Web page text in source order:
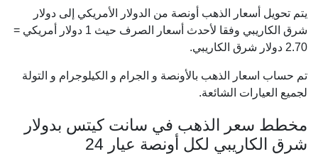
يتم تحويل أسعار الذهب أونصة من الدولار الأمريكي إلى دولار
شرق الكاريبي وفقا لأحدث أسعار الصرف حيث 1 دولار أمريكي =
2.70 دولار شرق الكاريبي.
تم حساب اسعار الذهب بالأونصة و الجرام و الكيلوجرام و التولة
لجميع العيارات الشائعة.
مخطط سعر الذهب في سانت كيتس بدولار
شرق الكاريبي لكل أونصة عيار 24